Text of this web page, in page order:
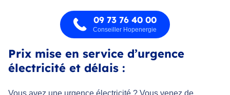
09 73 76 40 00
Conseiller Hopenergie
Prix mise en service d’urgence
électricité et délais :
Vous avez une urgence électricité ? Vous venez de